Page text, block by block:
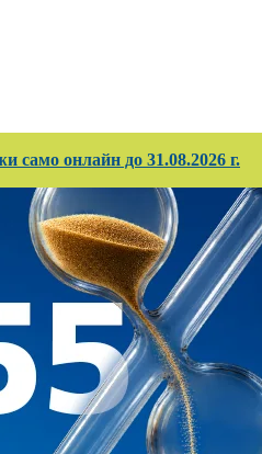
онлайн до 31.08.2026 г.